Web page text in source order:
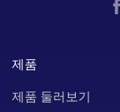
제품
제품 둘러보기